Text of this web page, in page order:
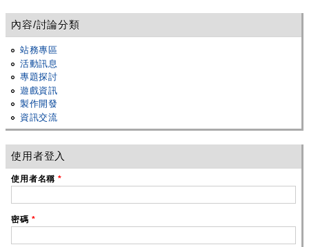
內容/討論分類
站務專區
活動訊息
專題探討
遊戲資訊
製作開發
資訊交流
使用者登入
使用者名稱*
密碼 *